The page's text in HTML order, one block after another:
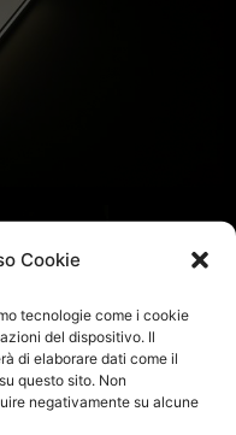
Cookie
tecnologie come i cookie
del dispositivo. Il
di elaborare dati come il
questo sito. Non
negativamente su alcune